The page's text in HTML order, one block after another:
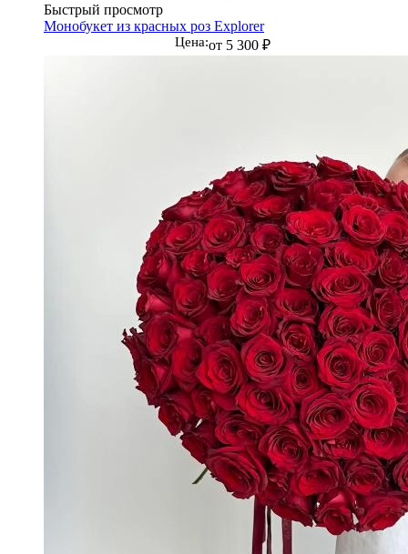
Быстрый просмотр
Монобукет из красных роз Explorer
Цена:от 5 300 ₽